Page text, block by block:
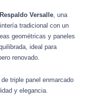
Respaldo Versalle, una
tradicional con un
geométricas y paneles
ideal para
renovado.
de triple panel enmarcado
y elegancia.